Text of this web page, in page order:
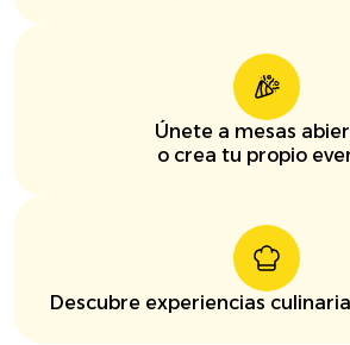
Únete a mesas
o crea tu propio
Descubre experiencias